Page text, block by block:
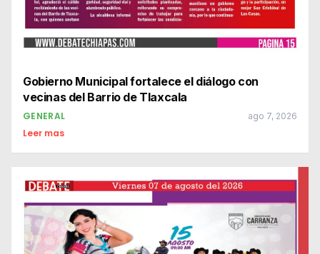
Gobierno Municipal fortalece el diálogo con
vecinas del Barrio de Tlaxcala
GENERAL ago 7, 2026
Leer mas